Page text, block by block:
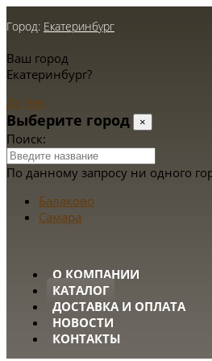
Город: Екатеринбург
Ваш город
Екатеринбург?
Да Нет
Выберите город ×
Поиск:
По данному запросу ни одного
Балаково
Самара
О КОМПАНИИ
КАТАЛОГ
ДОСТАВКА И ОПЛАТА
НОВОСТИ
КОНТАКТЫ